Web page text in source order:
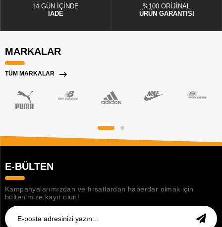
14 GÜN İÇİNDE
İADE
%100 ORİJİNAL
ÜRÜN GARANTİSİ
MARKALAR
TÜM MARKALAR
E-BÜLTEN
Kampanyalarımızdan ve fırsatlardan haberdar olmak için
bültenimize kayıt olun!